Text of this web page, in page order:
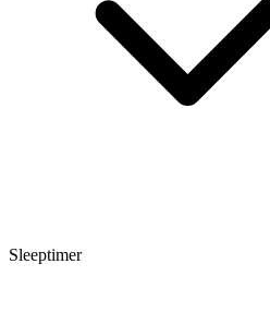
Sleeptimer